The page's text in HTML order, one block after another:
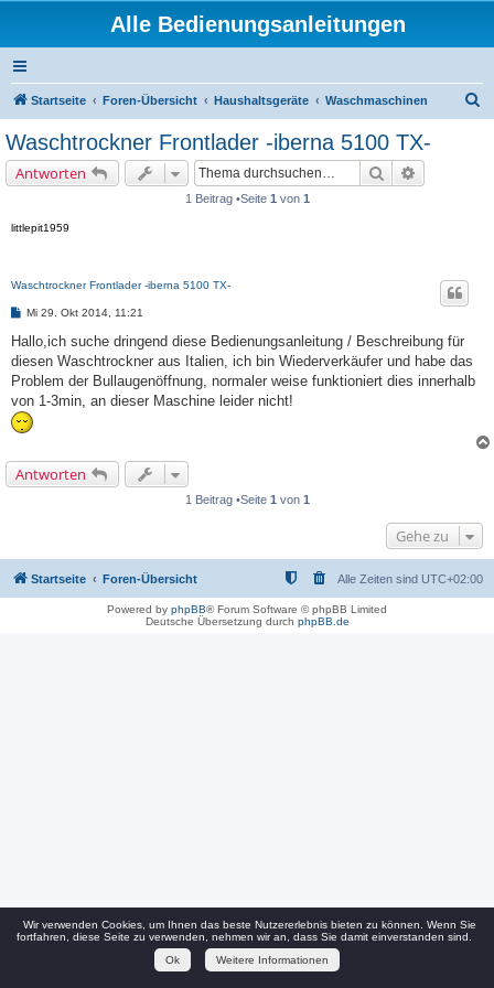
Alle Bedienungsanleitungen
Startseite Foren-Übersicht Haushaltsgeräte Waschmaschinen
Waschtrockner Frontlader -iberna 5100 TX-
Antworten Suche
1 Beitrag •Seite 1 von 1
littlepit1959
Waschtrockner Frontlader -iberna 5100 TX-
B
i
r
a
Mi 29. Okt 2014, 11:21
Hallo,ich suche dringend diese Bedienungsanleitung / Beschreibung für
diesen Waschtrockner aus Italien, ich bin Wiederverkäufer und habe das
Problem der Bullaugenöffnung, normaler weise funktioniert dies innerhalb
von 1-3min, an dieser Maschine leider nicht!
Antworten
1 Beitrag •Seite 1 von 1
Gehe zu
Startseite Foren-Übersicht Alle Zeiten sind UTC+02:00
Powered by phpBB® Forum Software © phpBB Limited
Deutsche Übersetzung durch phpBB.de
Wir verwenden Cookies, um Ihnen das beste Nutzererlebnis bieten zu können. Wenn Sie
fortfahren, diese Seite zu verwenden, nehmen wir an, dass Sie damit einverstanden sind.
Ok
Weitere Informationen